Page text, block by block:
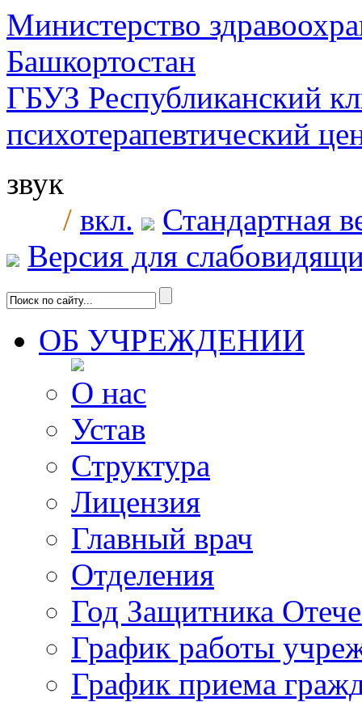
Министерство
Башкортостан
ГБУЗ Республиканский
психотерапевтический
звук
/ вкл.
Стандартная
Версия для
ОБ УЧРЕЖДЕНИИ
О нас
Устав
Структура
Лицензия
Главный врач
Отделения
Год Защитника
График работы
График приема